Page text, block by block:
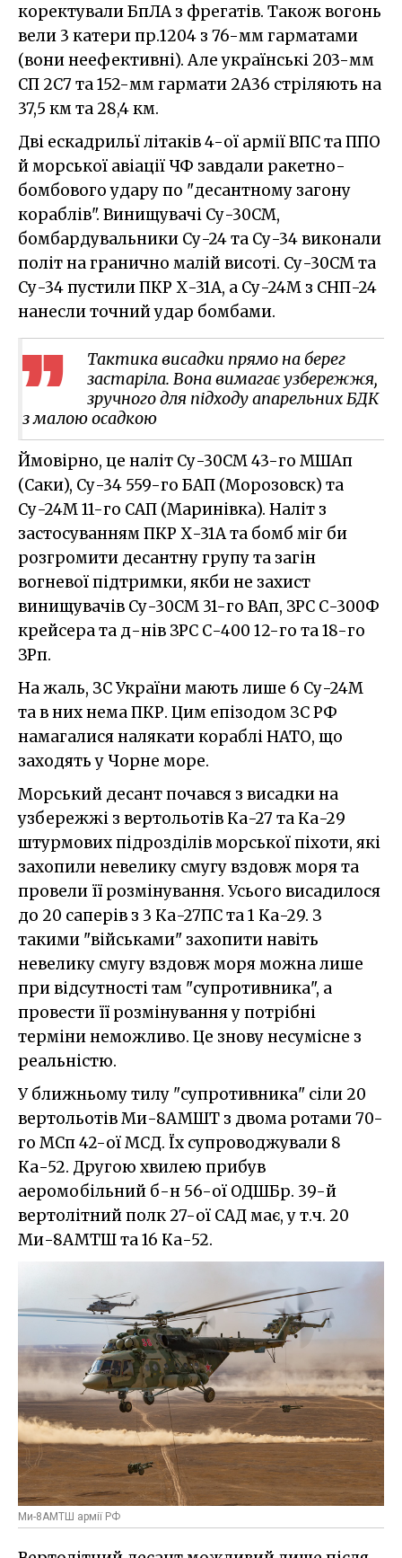
коректували БпЛА з фрегатів. Також вогонь
вели 3 катери пр.1204 з 76-мм гарматами
(вони неефективні). Але українські 203-мм
СП 2С7 та 152-мм гармати 2А36 стріляють на
37,5 км та 28,4 км.
Дві ескадрильї літаків 4-ої армії ВПС та ППО
й морської авіації ЧФ завдали ракетно-
бомбового удару по "десантному загону
кораблів". Винищувачі Су-30СМ,
бомбардувальники Су-24 та Су-34 виконали
політ на гранично малій висоті. Су-30СМ та
Су-34 пустили ПКР Х-31А, а Су-24М з СНП-24
нанесли точний удар бомбами.
Тактика висадки прямо на берег
застаріла. Вона вимагає узбережжя,
зручного для підходу апарельних БДК
з малою осадкою
Ймовірно, це наліт Су-30СМ 43-го МШАп
(Саки), Су-34 559-го БАП (Морозовск) та
Су-24М 11-го САП (Маринівка). Наліт з
застосуванням ПКР Х-31А та бомб міг би
розгромити десантну групу та загін
вогневої підтримки, якби не захист
винищувачів Су-30СМ 31-го ВАп, ЗРС С-300Ф
крейсера та д-нів ЗРС С-400 12-го та 18-го
ЗРп.
На жаль, ЗС України мають лише 6 Су-24М
та в них нема ПКР. Цим епізодом ЗС РФ
намагалися налякати кораблі НАТО, що
заходять у Чорне море.
Морський десант почався з висадки на
узбережжі з вертольотів Ка-27 та Ка-29
штурмових підрозділів морської піхоти, які
захопили невелику смугу вздовж моря та
провели її розмінування. Усього висадилося
до 20 саперів з 3 Ка-27ПС та 1 Ка-29. З
такими "військами" захопити навіть
невелику смугу вздовж моря можна лише
при відсутності там "супротивника", а
провести її розмінування у потрібні
терміни неможливо. Це знову несумісне з
реальністю.
У ближньому тилу "супротивника" сіли 20
вертольотів Ми-8АМШТ з двома ротами 70-
го МСп 42-ої МСД. Їх супроводжували 8
Ка-52. Другою хвилею прибув
аеромобільний б-н 56-ої ОДШБр. 39-й
вертолітний полк 27-ої САД має, у т.ч. 20
Ми-8АМТШ та 16 Ка-52.
Ми-8АМТШ армії РФ